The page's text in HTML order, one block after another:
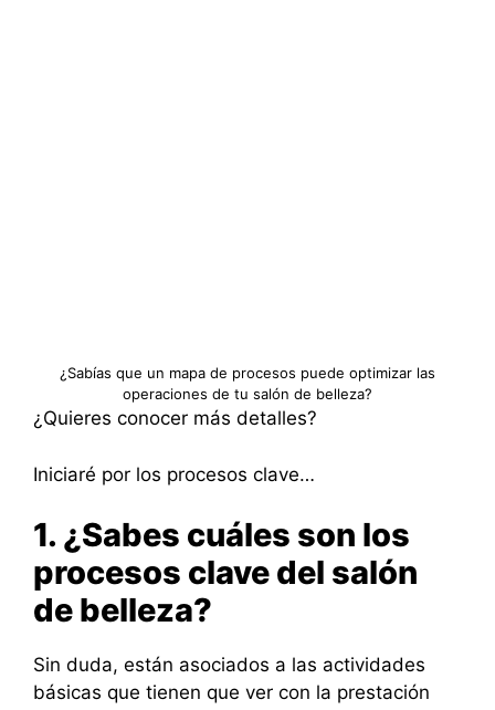
¿Sabías que un mapa de procesos puede optimizar las
operaciones de tu salón de belleza?
¿Quieres conocer más detalles?
Iniciaré por los procesos clave…
1. ¿Sabes cuáles son los
procesos clave del salón
de belleza?
Sin duda, están asociados a las actividades
básicas que tienen que ver con la prestación